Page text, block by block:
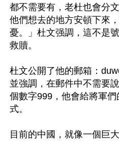
都不需要有，老杜也會分
他們想去的地方安頓下來
憂。」杜文强調，這不是
救贖。
杜文公開了他的郵箱：
並強調，在郵件中不需要
個數字999，他會給將軍
式。
目前的中國，就像一個巨